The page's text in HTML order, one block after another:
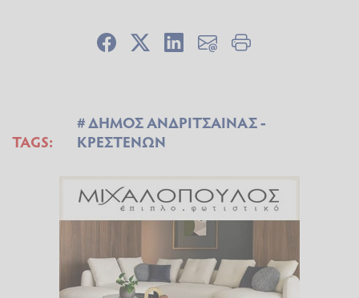
TAGS:
ΔΗΜΟΣ ΑΝΔΡΙΤΣΑΙΝΑΣ -
ΚΡΕΣΤΕΝΩΝ